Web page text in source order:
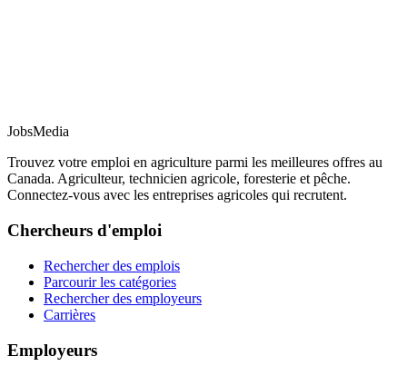
JobsMedia
Trouvez votre emploi en agriculture parmi les meilleures offres au
Canada. Agriculteur, technicien agricole, foresterie et pêche.
Connectez-vous avec les entreprises agricoles qui recrutent.
Chercheurs d'emploi
Rechercher des emplois
Parcourir les catégories
Rechercher des employeurs
Carrières
Employeurs